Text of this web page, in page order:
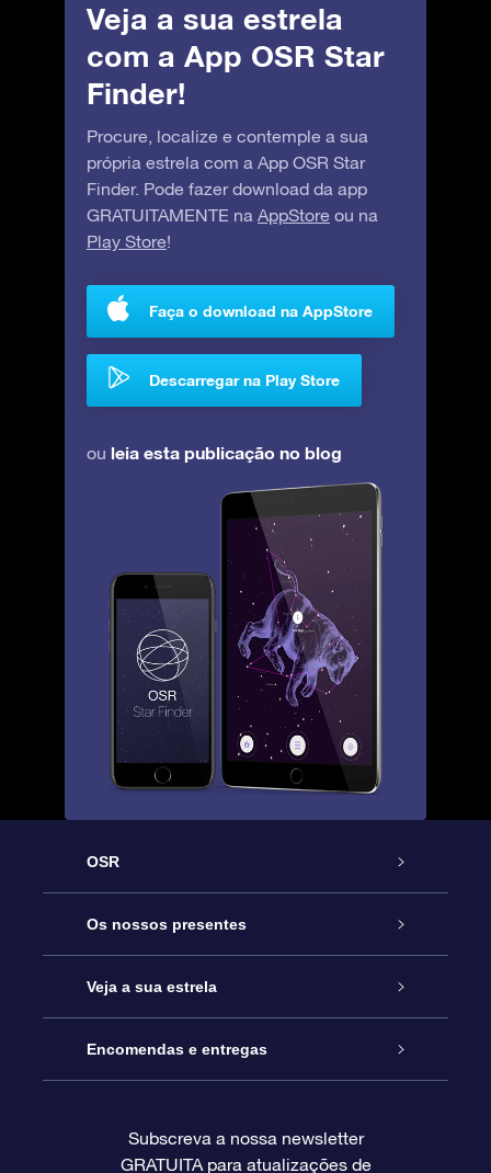
Veja a sua estrela
com a App OSR Star
Finder!
Procure, localize e contemple a sua
própria estrela com a App OSR Star
Finder. Pode fazer download da app
GRATUITAMENTE na AppStore ou na
Play Store!
Faça o download na AppStore
Descarregar na Play Store
ou leia esta publicação no blog
OSR
Serviço
Contactos
O Blog
Avaliações
Os nossos presentes
Prenda Star Online
Pacote Prenda OSR
Veja a sua estrela
Registo de Estrela
Encomendas e entregas
Subscreva a nossa newsletter
GRATUITA para atualizações de